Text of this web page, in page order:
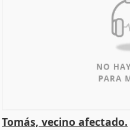
Tomás, vecino afectado.